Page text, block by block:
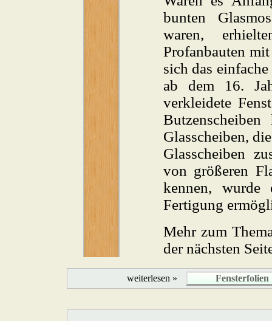
bunten
waren,
Profanbauten
sich das
ab dem 16.
verkleidete
Glasscheiben,
Glasscheiben
von größeren
kennen, wurde
Fertigung
Mehr zum
der nächsten
weiterlesen » Fensterfolien